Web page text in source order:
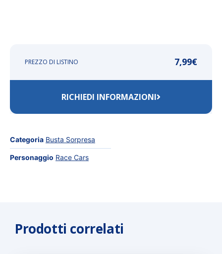
PREZZO DI LISTINO 7,99€
RICHIEDI INFORMAZIONI
Categoria Busta Sorpresa
Personaggio Race Cars
Prodotti correlati